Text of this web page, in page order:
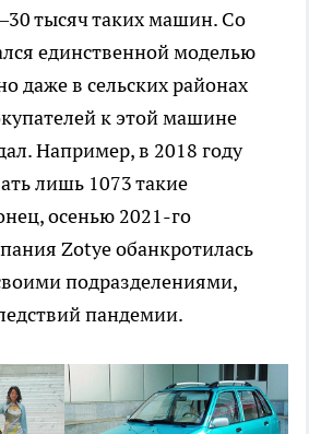
тысяч таких машин. Со
единственной моделью
даже в сельских районах
к этой машине
Например, в 2018 году
лишь 1073 такие
осенью 2021-го
Zotye обанкротилась
подразделениями,
пандемии.